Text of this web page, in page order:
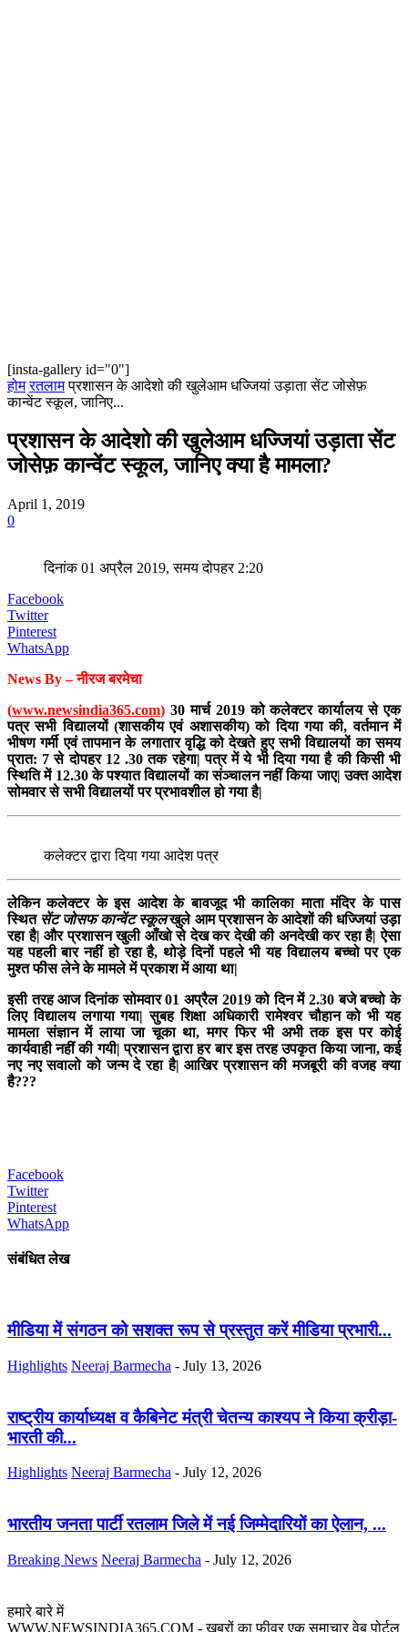
[insta-gallery id="0"]
होम रतलाम प्रशासन के आदेशो की खुलेआम धज्जियां उड़ाता सेंट जोसेफ़
कान्वेंट स्कूल, जानिए...
प्रशासन के आदेशो की खुलेआम धज्जियां उड़ाता सेंट
जोसेफ़ कान्वेंट स्कूल, जानिए क्या है मामला?
April 1, 2019
0
दिनांक 01 अप्रैल 2019, समय दोपहर 2:20
Facebook
Twitter
Pinterest
WhatsApp
News By – नीरज बरमेचा
(www.newsindia365.com) 30 मार्च 2019 को कलेक्टर कार्यालय से एक
पत्र सभी विद्यालयों (शासकीय एवं अशासकीय) को दिया गया की, वर्तमान में
भीषण गर्मी एवं तापमान के लगातार वृद्धि को देखते हुए सभी विद्यालयों का समय
प्रात: 7 से दोपहर 12 .30 तक रहेगा| पत्र में ये भी दिया गया है की किसी भी
स्थिति में 12.30 के पश्यात विद्यालयों का संञ्चालन नहीं किया जाए| उक्त आदेश
सोमवार से सभी विद्यालयों पर प्रभावशील हो गया है|
कलेक्टर द्वारा दिया गया आदेश पत्र
लेकिन कलेक्टर के इस आदेश के बावजूद भी कालिका माता मंदिर के पास
स्थित सेंट जोसफ कान्वेंट स्कूलखुले आम प्रशासन के आदेशों की धज्जियां उड़ा
रहा है| और प्रशासन खुली आँखो से देख कर देखी की अनदेखी कर रहा है| ऐसा
यह पहली बार नहीं हो रहा है, थोड़े दिनों पहले भी यह विद्यालय बच्चो पर एक
मुश्त फीस लेने के मामले में प्रकाश में आया था|
इसी तरह आज दिनांक सोमवार 01 अप्रैल 2019 को दिन में 2.30 बजे बच्चो के
लिए विद्यालय लगाया गया| सुबह शिक्षा अधिकारी रामेश्वर चौहान को भी यह
मामला संज्ञान में लाया जा चूका था, मगर फिर भी अभी तक इस पर कोई
कार्यवाही नहीं की गयी| प्रशासन द्वारा हर बार इस तरह उपकृत किया जाना, कई
नए नए सवालो को जन्म दे रहा है| आखिर प्रशासन की मजबूरी की वजह क्या
है???
Facebook
Twitter
Pinterest
WhatsApp
संबंधित लेख
मीडिया में संगठन को सशक्त रूप से प्रस्तुत करें मीडिया प्रभारी...
Highlights Neeraj Barmecha - July 13, 2026
राष्ट्रीय कार्याध्यक्ष व कैबिनेट मंत्री चेतन्य काश्यप ने किया क्रीड़ा-
भारती की...
Highlights Neeraj Barmecha - July 12, 2026
भारतीय जनता पार्टी रतलाम जिले में नई जिम्मेदारियों का ऐलान, ...
Breaking News Neeraj Barmecha - July 12, 2026
हमारे बारे में
WWW.NEWSINDIA365.COM - खबरों का फीवर एक समाचार वेब पोर्टल